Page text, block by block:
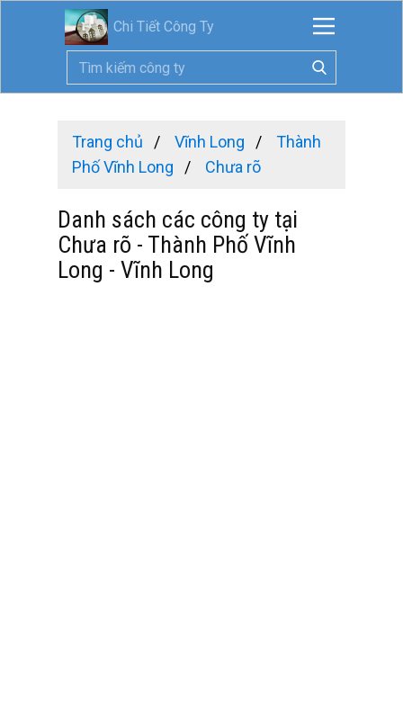
Chi Tiết Công Ty
Trang chủ Vĩnh Long
Thành
Phố Vĩnh Long
Chưa rõ
Danh sách các công ty tại
Chưa rõ - Thành Phố Vĩnh
Long - Vĩnh Long